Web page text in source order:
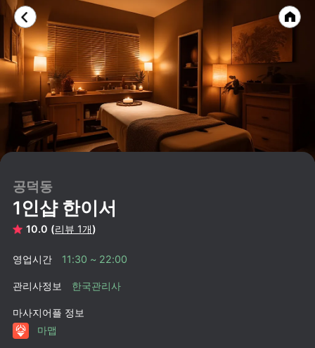
공덕동
1인샵 한이서
10.0 (리뷰 1개)
영업시간 11:30 ~ 22:00
관리사정보 한국관리사
마사지어플 정보
마맵